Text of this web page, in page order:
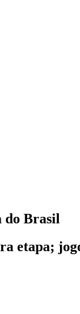
do Brasil
etapa;